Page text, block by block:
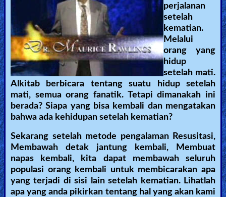
Testimonies
Evangelism
Documentaries
Islam
Other
perjalanan
setelah
kematian.
Melalui
orang yang
hidup
setelah mati.
Alkitab berbicara tentang suatu hidup setelah
mati, semua orang fanatik. Tetapi dimanakah ini
berada? Siapa yang bisa kembali dan mengatakan
bahwa ada kehidupan setelah kematian?
Sekarang setelah metode pengalaman Resusitasi,
Membawah detak jantung kembali, Membuat
napas kembali, kita dapat membawah seluruh
populasi orang kembali untuk membicarakan apa
yang terjadi di sisi lain setelah kematian. Lihatlah
apa yang anda pikirkan tentang hal yang akan kami